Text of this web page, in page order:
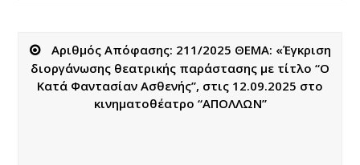
Αριθμός Απόφασης: 211/2025 ΘΕΜΑ: «Έγκριση
διοργάνωσης θεατρικής παράστασης με τίτλο “Ο
Κατά Φαντασίαν Ασθενής”, στις 12.09.2025 στο
κινηματοθέατρο “ΑΠΟΛΛΩΝ”